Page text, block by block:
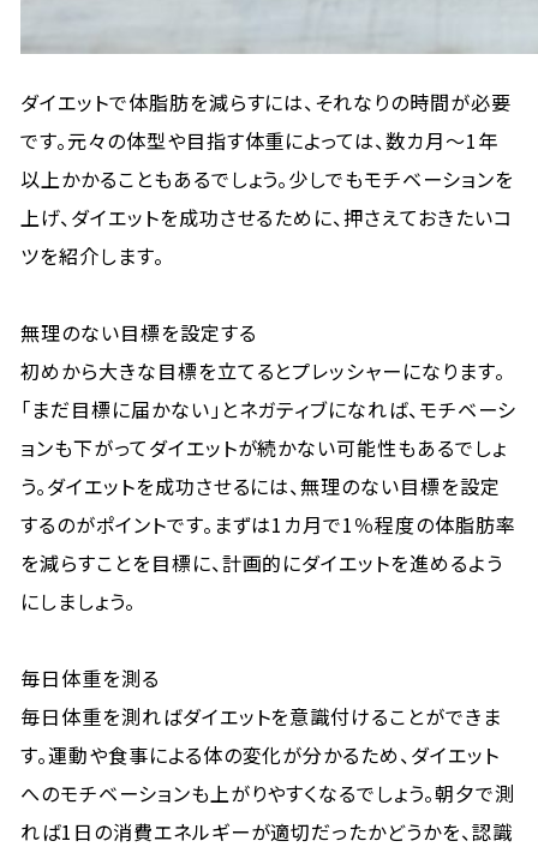
ダイエットで体脂肪を減らすには、それなりの時間が必要
です。元々の体型や目指す体重によっては、数カ月～1年
以上かかることもあるでしょう。少しでもモチベーションを
上げ、ダイエットを成功させるために、押さえておきたいコ
ツを紹介します。
無理のない目標を設定する
初めから大きな目標を立てるとプレッシャーになります。
「まだ目標に届かない」とネガティブになれば、モチベーシ
ョンも下がってダイエットが続かない可能性もあるでしょ
う。ダイエットを成功させるには、無理のない目標を設定
するのがポイントです。まずは1カ月で1％程度の体脂肪率
を減らすことを目標に、計画的にダイエットを進めるよう
にしましょう。
毎日体重を測る
毎日体重を測ればダイエットを意識付けることができま
す。運動や食事による体の変化が分かるため、ダイエット
へのモチベーションも上がりやすくなるでしょう。朝夕で測
れば1日の消費エネルギーが適切だったかどうかを、認識